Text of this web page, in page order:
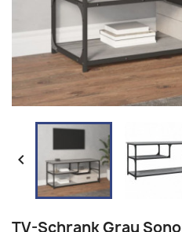

TV-Schrank Grau